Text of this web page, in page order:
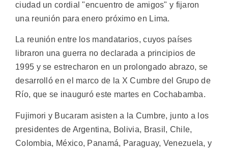
ciudad un cordial "encuentro de amigos" y fijaron
una reunión para enero próximo en Lima.
La reunión entre los mandatarios, cuyos países
libraron una guerra no declarada a principios de
1995 y se estrecharon en un prolongado abrazo, se
desarrolló en el marco de la X Cumbre del Grupo de
Río, que se inauguró este martes en Cochabamba.
Fujimori y Bucaram asisten a la Cumbre, junto a los
presidentes de Argentina, Bolivia, Brasil, Chile,
Colombia, México, Panamá, Paraguay, Venezuela, y